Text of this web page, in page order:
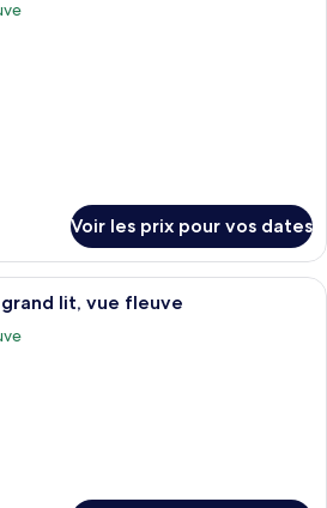
Voir les prix pour vos dates
Une chambre d’hôtel avec un
grand lit, vue fleuve